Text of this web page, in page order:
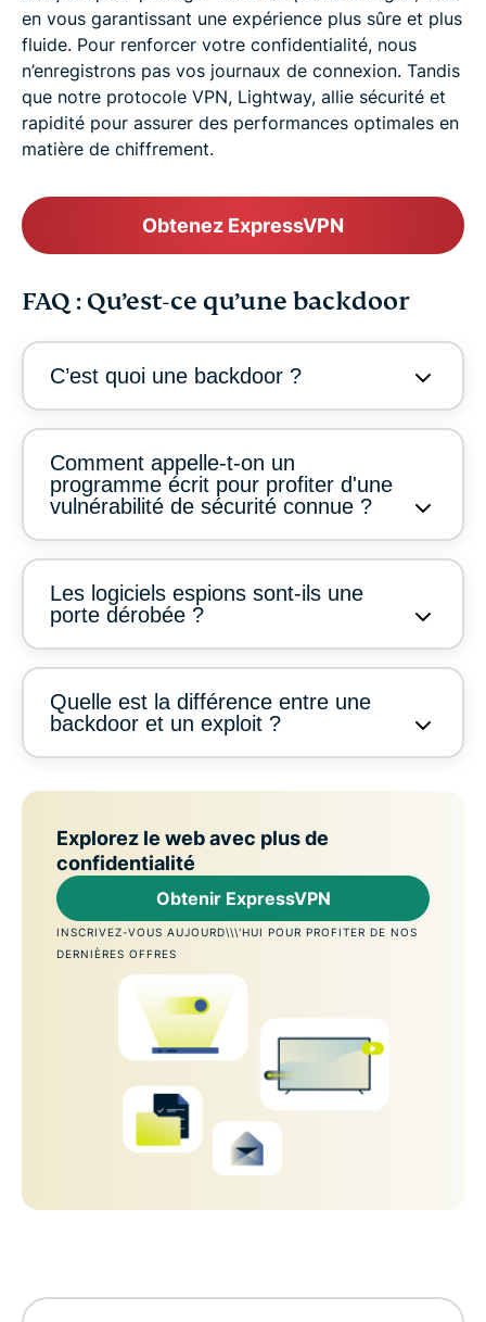
en vous garantissant une expérience plus sûre et plus
fluide. Pour renforcer votre confidentialité, nous
n’enregistrons pas vos journaux de connexion. Tandis
que notre protocole VPN, Lightway, allie sécurité et
rapidité pour assurer des performances optimales en
matière de chiffrement.
Obtenez ExpressVPN
FAQ : Qu’est-ce qu’une backdoor
C’est quoi une backdoor ?
Comment appelle-t-on un
programme écrit pour profiter d'une
vulnérabilité de sécurité connue ?
Les logiciels espions sont-ils une
porte dérobée ?
Quelle est la différence entre une
backdoor et un exploit ?
Explorez le web avec plus de
confidentialité
Obtenir ExpressVPN
INSCRIVEZ-VOUS AUJOURD\\\'HUI POUR PROFITER DE NOS
DERNIÈRES OFFRES